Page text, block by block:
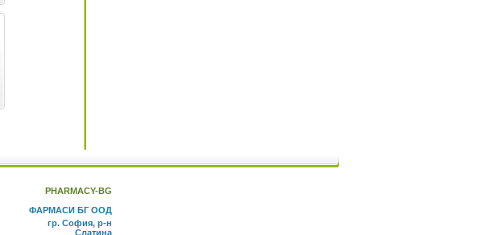
PHARMACY-BG
ФАРМАСИ БГ ООД
гр. София, р-н
Слатина